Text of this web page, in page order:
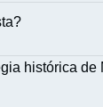
histórica de